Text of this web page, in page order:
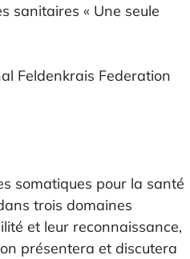
sanitaires « Une seule
Feldenkrais Federation
somatiques pour la santé
trois domaines
et leur reconnaissance,
présentera et discutera